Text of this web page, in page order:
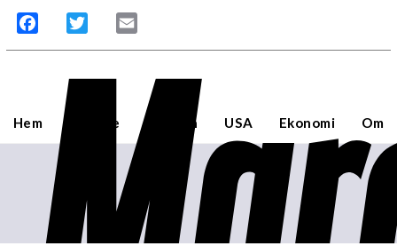
Facebook Twitter
Hem Sverige Världen USA Ekonomi Om